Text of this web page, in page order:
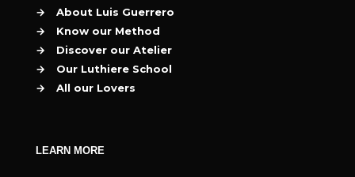
→
About Luis Guerrero
→
Know our Method
→
Discover our Atelier
→
Our Luthiere School
→
All our Lovers
LEARN MORE